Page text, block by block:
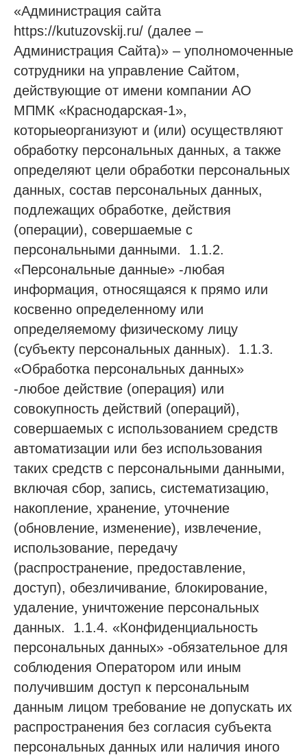
«Администрация сайта
https://kutuzovskij.ru/ (далее –
Администрация Сайта)» – уполномоченные
сотрудники на управление Сайтом,
действующие от имени компании АО
МПМК «Краснодарская-1»,
которыеорганизуют и (или) осуществляют
обработку персональных данных, а также
определяют цели обработки персональных
данных, состав персональных данных,
подлежащих обработке, действия
(операции), совершаемые с
персональными данными. 1.1.2.
«Персональные данные» -любая
информация, относящаяся к прямо или
косвенно определенному или
определяемому физическому лицу
(субъекту персональных данных). 1.1.3.
«Обработка персональных данных»
-любое действие (операция) или
совокупность действий (операций),
совершаемых с использованием средств
автоматизации или без использования
таких средств с персональными данными,
включая сбор, запись, систематизацию,
накопление, хранение, уточнение
(обновление, изменение), извлечение,
использование, передачу
(распространение, предоставление,
доступ), обезличивание, блокирование,
удаление, уничтожение персональных
данных. 1.1.4. «Конфиденциальность
персональных данных» -обязательное для
соблюдения Оператором или иным
получившим доступ к персональным
данным лицом требование не допускать их
распространения без согласия субъекта
персональных данных или наличия иного